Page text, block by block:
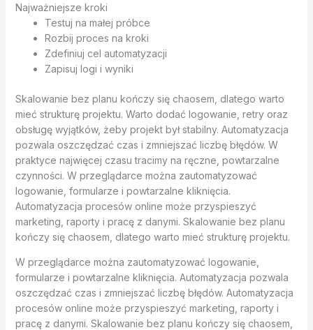
Najważniejsze kroki
Testuj na małej próbce
Rozbij proces na kroki
Zdefiniuj cel automatyzacji
Zapisuj logi i wyniki
Skalowanie bez planu kończy się chaosem, dlatego warto
mieć strukturę projektu. Warto dodać logowanie, retry oraz
obsługę wyjątków, żeby projekt był stabilny. Automatyzacja
pozwala oszczędzać czas i zmniejszać liczbę błędów. W
praktyce najwięcej czasu tracimy na ręczne, powtarzalne
czynności. W przeglądarce można zautomatyzować
logowanie, formularze i powtarzalne kliknięcia.
Automatyzacja procesów online może przyspieszyć
marketing, raporty i pracę z danymi. Skalowanie bez planu
kończy się chaosem, dlatego warto mieć strukturę projektu.
W przeglądarce można zautomatyzować logowanie,
formularze i powtarzalne kliknięcia. Automatyzacja pozwala
oszczędzać czas i zmniejszać liczbę błędów. Automatyzacja
procesów online może przyspieszyć marketing, raporty i
pracę z danymi. Skalowanie bez planu kończy się chaosem,